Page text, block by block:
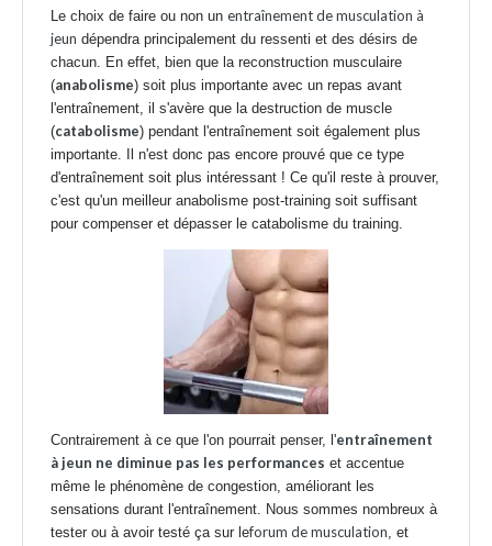
Le choix de faire ou non un entraînement de musculation à
jeun dépendra principalement du ressenti et des désirs de
chacun. En effet, bien que la reconstruction musculaire
(anabolisme) soit plus importante avec un repas avant
l'entraînement, il s'avère que la destruction de muscle
(catabolisme) pendant l'entraînement soit également plus
importante. Il n'est donc pas encore prouvé que ce type
d'entraînement soit plus intéressant ! Ce qu'il reste à prouver,
c'est qu'un meilleur anabolisme post-training soit suffisant
pour compenser et dépasser le catabolisme du training.
Contrairement à ce que l'on pourrait penser, l'entraînement
à jeun ne diminue pas les performances et accentue
même le phénomène de congestion, améliorant les
sensations durant l'entraînement. Nous sommes nombreux à
tester ou à avoir testé ça sur leforum de musculation, et